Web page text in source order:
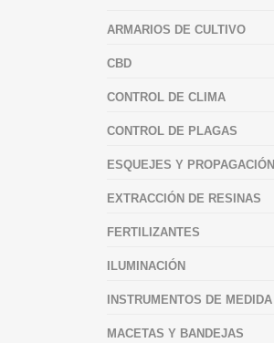
ARMARIOS DE CULTIVO
CBD
CONTROL DE CLIMA
CONTROL DE PLAGAS
ESQUEJES Y PROPAGACIÓN
EXTRACCIÓN DE RESINAS
FERTILIZANTES
ILUMINACIÓN
INSTRUMENTOS DE MEDIDA
MACETAS Y BANDEJAS